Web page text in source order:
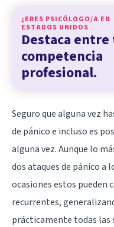
¿ERES PSICÓLOGO/A EN
ESTADOS UNIDOS
Destaca
competencia
profesional.
Seguro que alguna vez
de pánico e incluso es
alguna vez. Aunque lo
dos ataques de pánico a
ocasiones estos pueden
recurrentes,
prácticamente todas las